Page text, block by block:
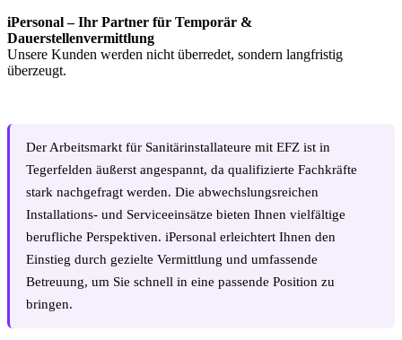
iPersonal – Ihr Partner für Temporär &
Dauerstellenvermittlung
Unsere Kunden werden nicht überredet, sondern langfristig
überzeugt.
Der Arbeitsmarkt für Sanitärinstallateure mit EFZ ist in
Tegerfelden äußerst angespannt, da qualifizierte Fachkräfte
stark nachgefragt werden. Die abwechslungsreichen
Installations- und Serviceeinsätze bieten Ihnen vielfältige
berufliche Perspektiven. iPersonal erleichtert Ihnen den
Einstieg durch gezielte Vermittlung und umfassende
Betreuung, um Sie schnell in eine passende Position zu
bringen.